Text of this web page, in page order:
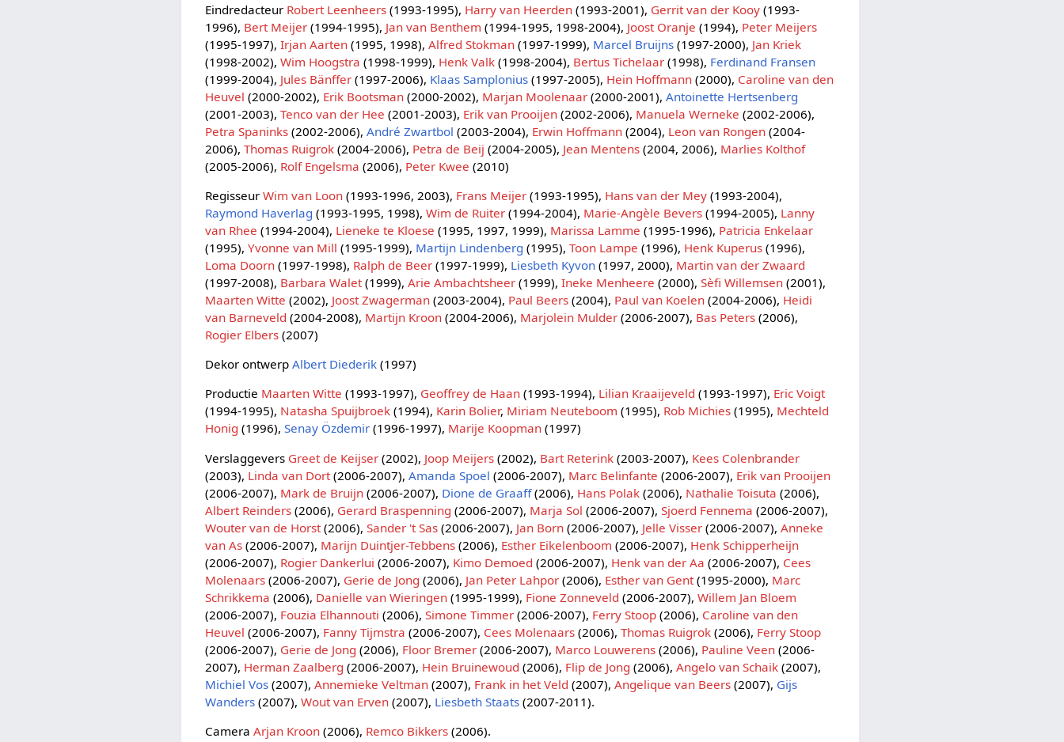
Eindredacteur Robert Leenheers (1993-1995), Harry van Heerden (1993-2001), Gerrit van der Kooy (1993-
1996), Bert Meijer (1994-1995), Jan van Benthem (1994-1995, 1998-2004), Joost Oranje (1994), Peter Meijers
(1995-1997),Irjan Aarten (1995, 1998),Alfred Stokman (1997-1999), Marcel Bruijns (1997-2000), Jan Kriek
(1998-2002),Wim Hoogstra (1998-1999), Henk Valk (1998-2004), Bertus Tichelaar (1998), Ferdinand Fransen
(1999-2004), Jules Bänffer (1997-2006), Klaas Samplonius (1997-2005), Hein Hoffmann (2000), Caroline van den
Heuvel (2000-2002), Erik Bootsman (2000-2002), Marjan Moolenaar (2000-2001),Antoinette Hertsenberg
(2001-2003),Tenco van der Hee (2001-2003), Erik van Prooijen (2002-2006), Manuela Werneke (2002-2006),
Petra Spaninks (2002-2006),André Zwartbol (2003-2004), Erwin Hoffmann (2004), Leon van Rongen (2004-
2006),Thomas Ruigrok (2004-2006), Petra de Beij (2004-2005), Jean Mentens (2004, 2006), Marlies Kolthof
(2005-2006), Rolf Engelsma (2006), Peter Kwee (2010)
RegisseurWim van Loon (1993-1996, 2003), Frans Meijer (1993-1995), Hans van der Mey (1993-2004),
Raymond Haverlag (1993-1995, 1998),Wim de Ruiter (1994-2004), Marie-Angèle Bevers (1994-2005), Lanny
van Rhee (1994-2004), Lieneke te Kloese (1995, 1997, 1999), Marissa Lamme (1995-1996), Patricia Enkelaar
(1995),Yvonne van Mill (1995-1999), Martijn Lindenberg (1995),Toon Lampe (1996), Henk Kuperus (1996),
Loma Doorn (1997-1998), Ralph de Beer (1997-1999), Liesbeth Kyvon (1997, 2000), Martin van der Zwaard
(1997-2008), Barbara Walet(1999),Arie Ambachtsheer (1999),Ineke Menheere (2000),Sèfi Willemsen (2001),
Maarten Witte (2002), Joost Zwagerman (2003-2004), Paul Beers (2004), Paul van Koelen (2004-2006), Heidi
van Barneveld (2004-2008), Martijn Kroon (2004-2006), Marjolein Mulder (2006-2007), Bas Peters (2006),
Rogier Elbers (2007)
Dekor ontwerpAlbert Diederik (1997)
Productie Maarten Witte (1993-1997), Geoffrey de Haan (1993-1994), Lilian Kraaijeveld (1993-1997), Eric Voigt
(1994-1995), Natasha Spuijbroek (1994), Karin Bolier, Miriam Neuteboom (1995), Rob Michies (1995), Mechteld
Honig (1996),Senay Özdemir (1996-1997), Marije Koopman (1997)
Verslaggevers Greet de Keijser (2002), Joop Meijers (2002), Bart Reterink (2003-2007), Kees Colenbrander
(2003), Linda van Dort (2006-2007),Amanda Spoel (2006-2007), Marc Belinfante (2006-2007), Erik van Prooijen
(2006-2007), Mark de Bruijn (2006-2007), Dione de Graaff(2006), Hans Polak (2006), Nathalie Toisuta (2006),
Albert Reinders (2006), Gerard Braspenning (2006-2007), Marja Sol (2006-2007),Sjoerd Fennema (2006-2007),
Wouter van de Horst (2006),Sander 't Sas (2006-2007), Jan Born (2006-2007), Jelle Visser (2006-2007),Anneke
van As (2006-2007), Marijn Duintjer-Tebbens (2006), Esther Eikelenboom (2006-2007), Henk Schipperheijn
(2006-2007), Rogier Dankerlui (2006-2007), Kimo Demoed (2006-2007), Henk van der Aa (2006-2007), Cees
Molenaars (2006-2007), Gerie de Jong (2006), Jan Peter Lahpor (2006), Esther van Gent (1995-2000), Marc
Schrikkema (2006), Danielle van Wieringen (1995-1999), Fione Zonneveld (2006-2007),Willem Jan Bloem
(2006-2007), Fouzia Elhannouti (2006),Simone Timmer (2006-2007), Ferry Stoop (2006), Caroline van den
Heuvel (2006-2007), Fanny Tijmstra (2006-2007), Cees Molenaars (2006),Thomas Ruigrok (2006), Ferry Stoop
(2006-2007), Gerie de Jong (2006), Floor Bremer (2006-2007), Marco Louwerens (2006), Pauline Veen (2006-
2007), Herman Zaalberg (2006-2007), Hein Bruinewoud (2006), Flip de Jong (2006),Angelo van Schaik (2007),
Michiel Vos (2007),Annemieke Veltman (2007), Frank in het Veld (2007),Angelique van Beers (2007), Gijs
Wanders (2007),Wout van Erven (2007), Liesbeth Staats (2007-2011).
CameraArjan Kroon (2006), Remco Bikkers (2006).